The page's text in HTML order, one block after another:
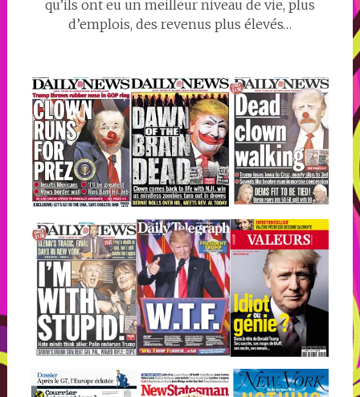
qu’ils ont eu un meilleur niveau de vie, plus
d’emplois, des revenus plus élevés…